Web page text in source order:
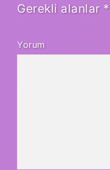
Gerekli alanlar *
Yorum